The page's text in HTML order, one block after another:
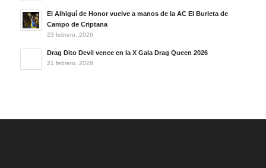
El Alhiguí de Honor vuelve a manos de la AC El Burleta de
Campo de Criptana
23 febrero, 2026
Drag Dito Devil vence en la X Gala Drag Queen 2026
21 febrero, 2026